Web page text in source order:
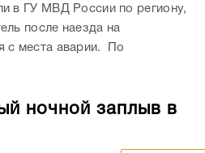
в ГУ МВД России по региону,
после наезда на
с места аварии. По
ночной заплыв в